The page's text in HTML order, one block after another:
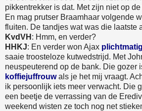
pikkentrekker is dat. Met zijn niet op
En mag prutser Braamhaar volgende
fluiten. De tandjes wat was die laatste
KvdVH : Hmm, en verder?
HHKJ: En verder won Ajax plichtmatig
saaie troosteloze kutwedstrijd. Met
neuspeuterend op de bank. Die gozer
koffiejuffrouwals je het mij vraagt.
ik persoonlijk iets meer verwacht. Die
een beetje de verrassing van de
weekend wisten ze toch nog net